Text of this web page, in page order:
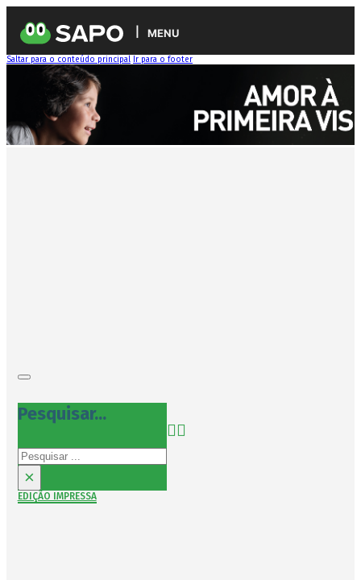
MENU
Saltar para o conteúdo principal Ir para o footer
Pesquisar...
Pesquisar
×
EDIÇÃO IMPRESSA